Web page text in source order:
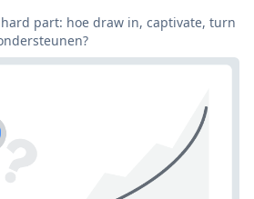
part: hoe draw in, captivate, turn